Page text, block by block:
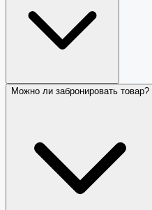
Можно ли забронировать товар?